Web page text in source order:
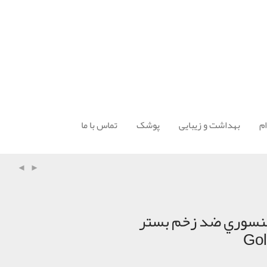
بهداشت و زیبایی پوشک تماس با ما
ضد زخم بستر